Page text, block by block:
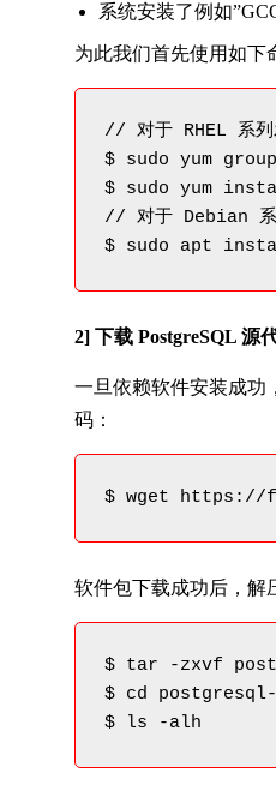
系统安装了例如
为此我们首先使用如下
// 对于 RHEL 系列
$ sudo yum
$ sudo yum
// 对于 Debian 系
$ sudo apt
2] 下载 PostgreSQL 源
一旦依赖软件安装成功
码：
$ wget https://
软件包下载成功后，解
$ tar -zxvf
$ cd
$ ls -alh